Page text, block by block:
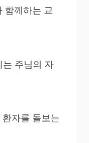
함께하는 교
주님의 자
자를 돌보는